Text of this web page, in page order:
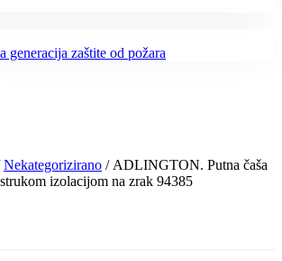
generacija zaštite od požara
Nekategorizirano / ADLINGTON. Putna čaša
izolacijom na zrak 94385